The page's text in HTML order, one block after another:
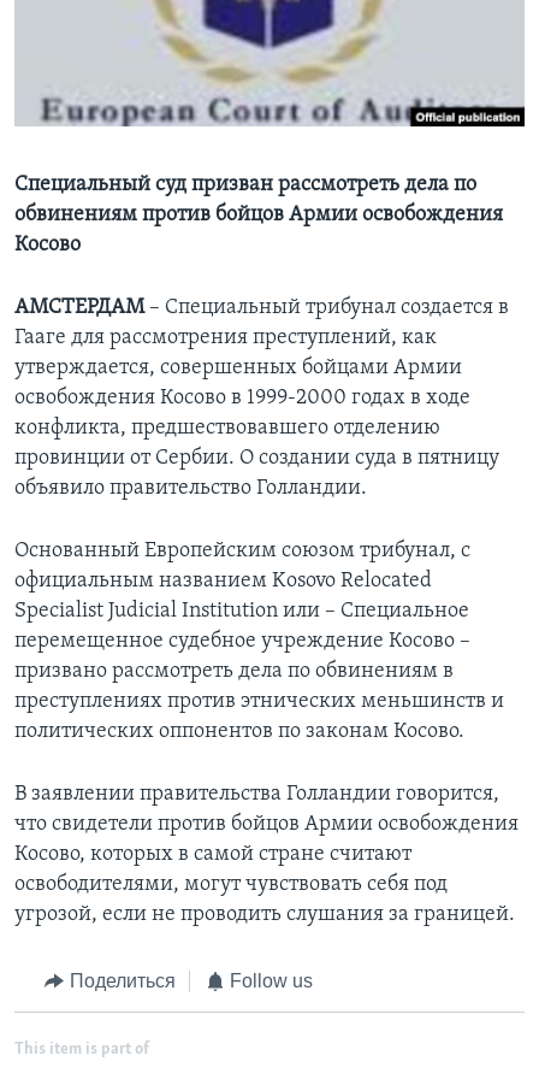
Learning English
СОЦИАЛЬНЫЕ СЕТИ
Языки
Специальный суд призван рассмотреть дела по
обвинениям против бойцов Армии освобождения
Косово
АМСТЕРДАМ– Специальный трибунал создается в
Гааге для рассмотрения преступлений, как
утверждается, совершенных бойцами Армии
освобождения Косово в 1999-2000 годах в ходе
конфликта, предшествовавшего отделению
провинции от Сербии. О создании суда в пятницу
объявило правительство Голландии.
Основанный Европейским союзом трибунал, с
официальным названием Kosovo Relocated
Specialist Judicial Institution или – Специальное
перемещенное судебное учреждение Косово –
призвано рассмотреть дела по обвинениям в
преступлениях против этнических меньшинств и
политических оппонентов по законам Косово.
В заявлении правительства Голландии говорится,
что свидетели против бойцов Армии освобождения
Косово, которых в самой стране считают
освободителями, могут чувствовать себя под
угрозой, если не проводить слушания за границей.
Поделиться Follow us
This item is part of